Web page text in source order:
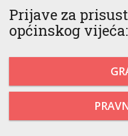
Prijave za
općinskog vijeća: